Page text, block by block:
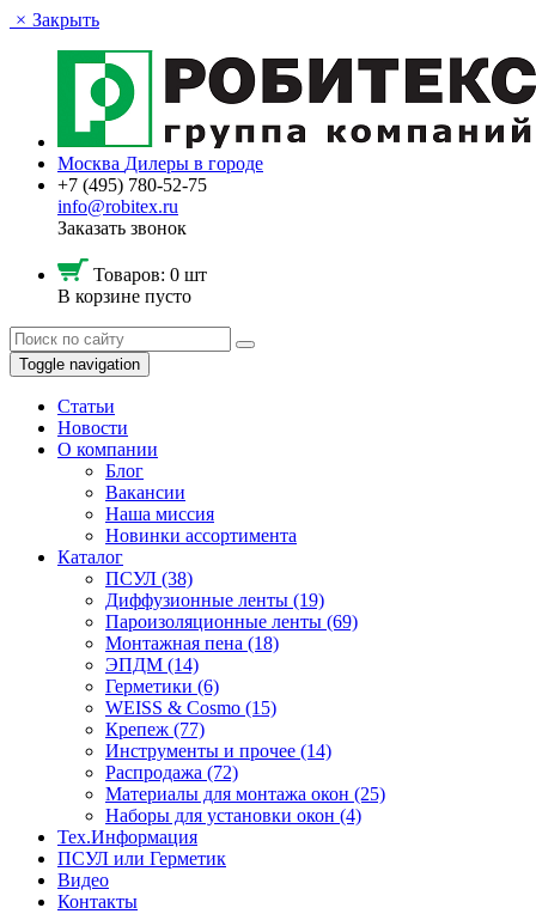
× Закрыть
Москва Дилеры в городе
+7 (495) 780-52-75
info@robitex.ru
Заказать звонок
Товаров: 0 шт
В корзине пусто
Toggle navigation
Статьи
Новости
О компании
Блог
Вакансии
Наша миссия
Новинки ассортимента
Каталог
ПСУЛ (38)
Диффузионные ленты (19)
Пароизоляционные ленты (69)
Монтажная пена (18)
ЭПДМ (14)
Герметики (6)
WEISS & Cosmo (15)
Крепеж (77)
Инструменты и прочее (14)
Распродажа (72)
Материалы для монтажа окон (25)
Наборы для установки окон (4)
Тех.Информация
ПСУЛ или Герметик
Видео
Контакты